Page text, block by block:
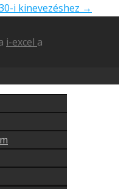
i kinevezéshez →
i-excel a